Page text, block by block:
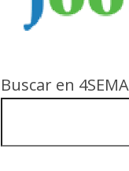
Buscar en